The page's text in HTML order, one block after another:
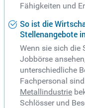
Fähigkeiten und
So ist die
Stellenangebote
Wenn sie sich die
Jobbörse
unterschiedliche
Fachpersonal
Metallindustrie
Schlösser und